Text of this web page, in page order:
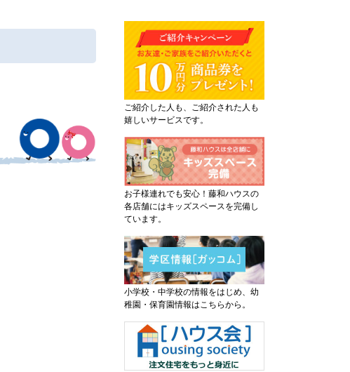
ご紹介した人も、ご紹介された人も
嬉しいサービスです。
お子様連れでも安心！藤和ハウスの
各店舗にはキッズスペースを完備し
ています。
小学校・中学校の情報をはじめ、幼
稚園・保育園情報はこちらから。